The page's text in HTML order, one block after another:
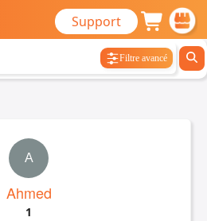
Support
Filtre avancé
A
Ahmed
1